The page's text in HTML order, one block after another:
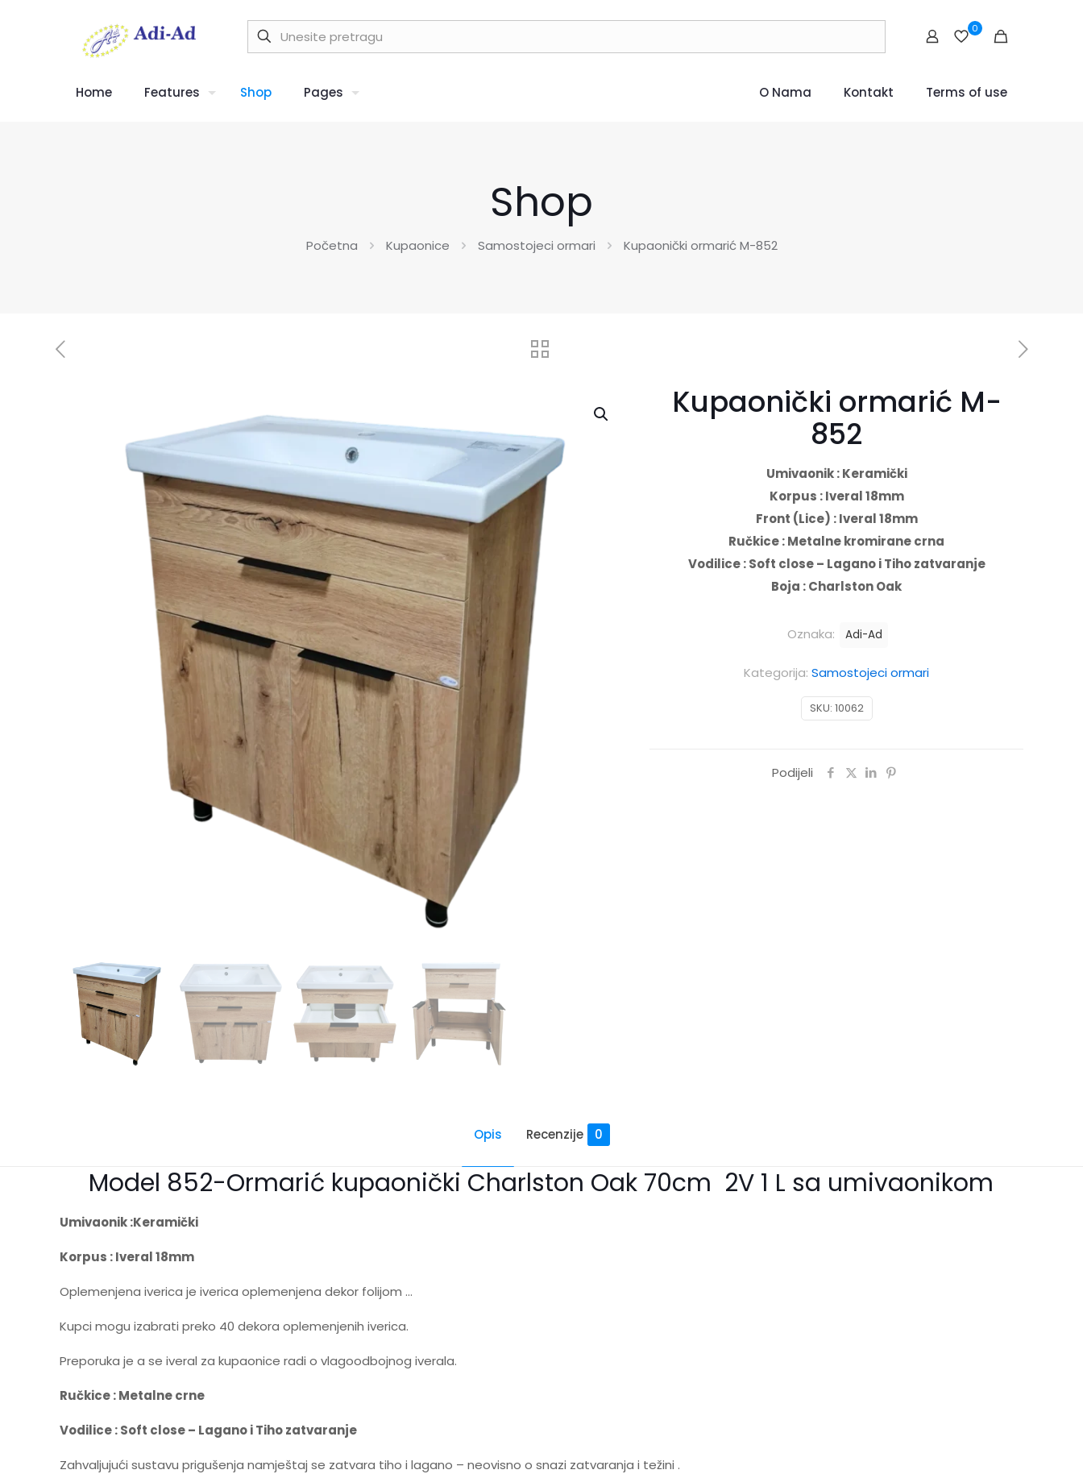
0
Home Features Shop Pages O Nama Kontakt Terms of use
Shop
Početna Kupaonice Samostojeci ormari Kupaonički ormarić M-852
Kupaonički ormarić M-
852
Umivaonik : Keramički
Korpus : Iveral 18mm
Front (Lice) : Iveral 18mm
Ručkice : Metalne kromirane crna
Vodilice : Soft close – Lagano i Tiho zatvaranje
Boja :Charlston Oak
SKU: 10062
Kategorija: Samostojeci ormari
Oznaka: Adi-Ad
Podijeli
Opis Recenzije 0
Model 852-Ormarić kupaonički Charlston Oak 70cm 2V 1 L sa umivaonikom
Umivaonik :Keramički
Korpus : Iveral 18mm
Oplemenjena iverica je iverica oplemenjena dekor folijom …
Kupci mogu izabrati preko 40 dekora oplemenjenih iverica.
Preporuka je a se iveral za kupaonice radi o vlagoodbojnog iverala.
Ručkice : Metalne crne
Vodilice : Soft close – Lagano i Tiho zatvaranje
Zahvaljujući sustavu prigušenja namještaj se zatvara tiho i lagano – neovisno o snazi zatvaranja i težini .